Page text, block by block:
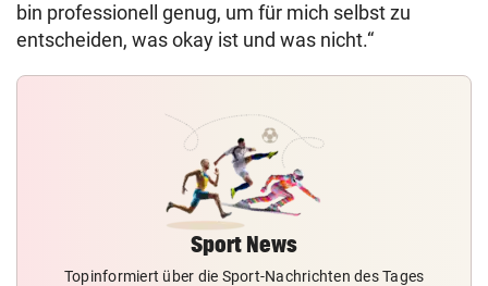
bin professionell genug, um für mich selbst zu
entscheiden, was okay ist und was nicht.“
Sport News
Topinformiert über die Sport-Nachrichten des Tages